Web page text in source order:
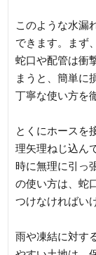
このような水漏
できます。まず
蛇口や配管は衝
まうと、簡単に
丁寧な使い方を
とくにホースを
理矢理ねじ込ん
時に無理に引っ
の使い方は、蛇
つけなければい
雨や凍結に対す